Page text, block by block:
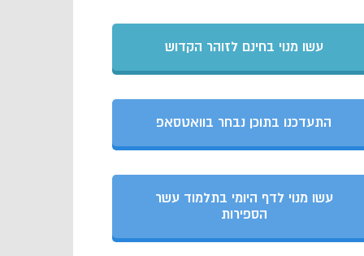
עשו מנוי בחינם לזוהר הקדוש
התעדכנו בתוכן נבחר בוואטסאפ
עשו מנוי לדף היומי בתלמוד עשר
הספירות